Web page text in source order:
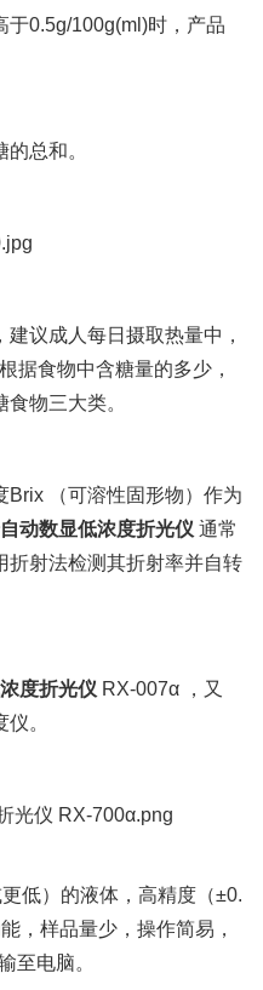
于0.5g/100g(ml)时，产品
总和。
议成人每日摄取热量中，
据食物中含糖量的多少，
物三大类。
Brix （可溶性固形物）作为
自动数显低浓度折光仪通常
折射法检测其折射率并自转
度折光仪 RX-007α ，又
。
低）的液体，高精度（±0.
，样品量少，操作简易，
至电脑。